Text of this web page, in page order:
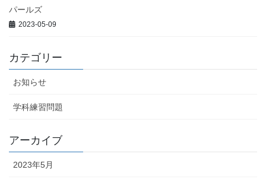
パールズ
2023-05-09
カテゴリー
お知らせ
学科練習問題
アーカイブ
2023年5月